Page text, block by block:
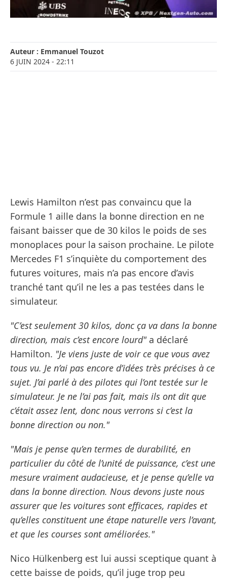
Auteur : Emmanuel Touzot
6 JUIN 2024 - 22:11
Lewis Hamilton n’est pas convaincu que la
Formule 1 aille dans la bonne direction en ne
faisant baisser que de 30 kilos le poids de ses
monoplaces pour la saison prochaine. Le pilote
Mercedes F1 s’inquiète du comportement des
futures voitures, mais n’a pas encore d’avis
tranché tant qu’il ne les a pas testées dans le
simulateur.
"C’est seulement 30 kilos, donc ça va dans la bonne
direction, mais c’est encore lourd"a déclaré
Hamilton. "Je viens juste de voir ce que vous avez
tous vu. Je n’ai pas encore d’idées très précises à ce
sujet. J’ai parlé à des pilotes qui l’ont testée sur le
simulateur. Je ne l’ai pas fait, mais ils ont dit que
c’était assez lent, donc nous verrons si c’est la
bonne direction ou non."
"Mais je pense qu’en termes de durabilité, en
particulier du côté de l’unité de puissance, c’est une
mesure vraiment audacieuse, et je pense qu’elle va
dans la bonne direction. Nous devons juste nous
assurer que les voitures sont efficaces, rapides et
qu’elles constituent une étape naturelle vers l’avant,
et que les courses sont améliorées."
Nico Hülkenberg est lui aussi sceptique quant à
cette baisse de poids, qu’il juge trop peu